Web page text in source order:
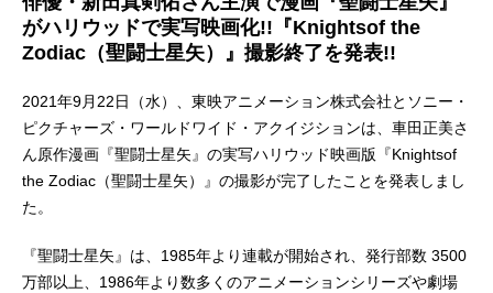
がハリウッドで実写映画化!!『Knightsof the
Zodiac（聖闘士星矢）』撮影終了を発表!!
2021年9月22日（水）、東映アニメーション株式会社とソニー・
ピクチャーズ・ワールドワイド・アクイジションは、車田正美さ
ん原作漫画『聖闘士星矢』の実写ハリウッド映画版『Knightsof
the Zodiac（聖闘士星矢）』の撮影が完了したことを発表しまし
た。
『聖闘士星矢』は、1985年より連載が開始され、発行部数 3500
万部以上、1986年より数多くのアニメーションシリーズや劇場